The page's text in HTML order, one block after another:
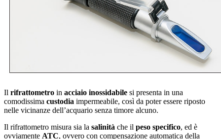
Il rifrattometro in acciaio inossidabile si presenta in una
comodissima custodia impermeabile, così da poter essere riposto
nelle vicinanze dell’acquario senza timore alcuno.
Il rifrattometro misura sia la salinità che il peso specifico, ed è
ovviamente ATC, ovvero con compensazione automatica della